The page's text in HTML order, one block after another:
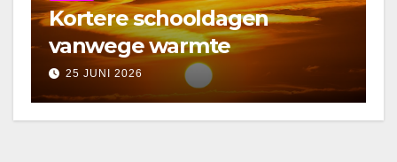
Kortere schooldagen
vanwege warmte
25 JUNI 2026